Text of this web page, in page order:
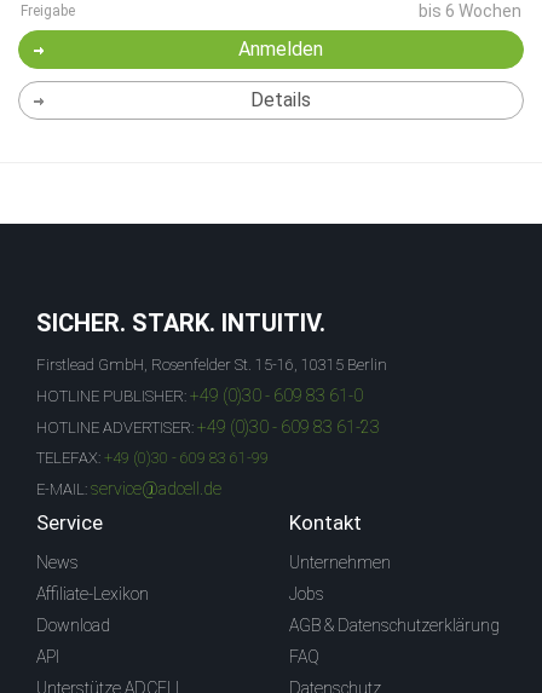
Freigabe bis 6 Wochen
Anmelden
Details
SICHER. STARK. INTUITIV.
Firstlead GmbH, Rosenfelder St. 15-16, 10315 Berlin
HOTLINE PUBLISHER: +49 (0)30 - 609 83 61-0
HOTLINE ADVERTISER: +49 (0)30 - 609 83 61-23
TELEFAX: +49 (0)30 - 609 83 61-99
E-MAIL: service@adcell.de
Service
News
Affiliate-Lexikon
Download
API
Unterstütze ADCELL
Kontakt
Unternehmen
Jobs
AGB & Datenschutzerklärung
FAQ
Datenschutz